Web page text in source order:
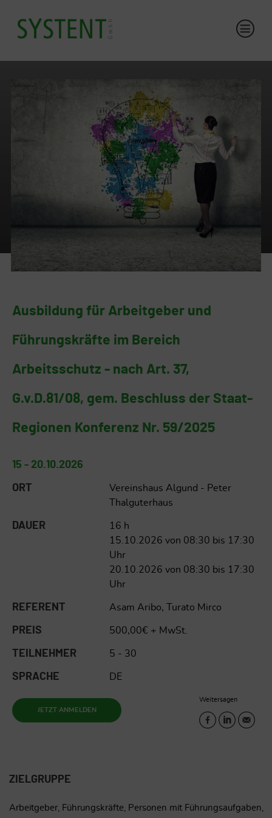
Ausbildung für Arbeitgeber und
Führungskräfte im Bereich
Arbeitsschutz - nach Art. 37,
G.v.D.81/08, gem. Beschluss der Staat-
Regionen Konferenz Nr. 59/2025
15 - 20.10.2026
ORT
Vereinshaus Algund - Peter
Thalguterhaus
DAUER
16 h
15.10.2026 von 08:30 bis 17:30
Uhr
20.10.2026 von 08:30 bis 17:30
Uhr
REFERENT Asam Aribo, Turato Mirco
PREIS 500,00€ + MwSt.
TEILNEHMER 5 - 30
SPRACHE DE
JETZT ANMELDEN
Weitersagen
ZIELGRUPPE
Arbeitgeber, Führungskräfte, Personen mit Führungsaufgaben,